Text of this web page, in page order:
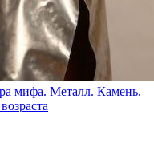
мифа. Металл. Камень.